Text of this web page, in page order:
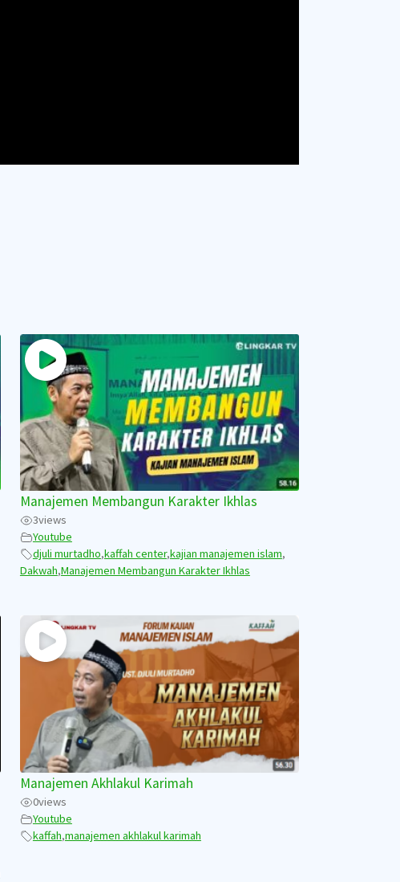
Manajemen Membangun Karakter Ikhlas
3views
Youtube
djuli murtadho,kaffah center,kajian manajemen islam,
Dakwah,Manajemen Membangun Karakter Ikhlas
Manajemen Akhlakul Karimah
0views
Youtube
kaffah,manajemen akhlakul karimah